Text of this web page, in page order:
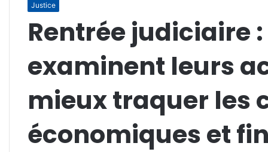
Justice
Rentrée judiciaire
examinent leurs
mieux traquer les
économiques et